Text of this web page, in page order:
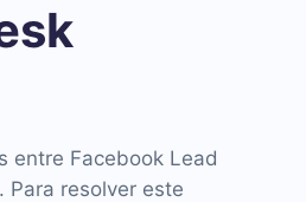
entre Facebook Lead
Para resolver este